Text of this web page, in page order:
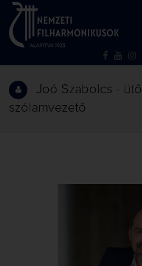
Joó Szabolcs -
szólamvezető